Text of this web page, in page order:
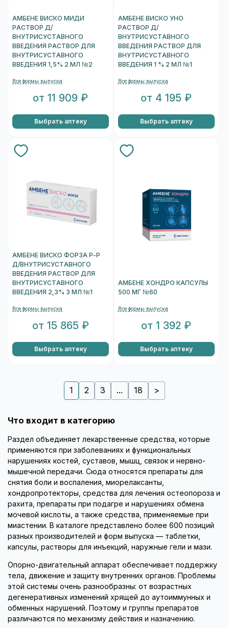
АМБЕНЕ ВИСКО МИДИ
РАСТВОР Д/
ВНУТРИСУСТАВНОГО
ВВЕДЕНИЯ РАСТВОР ДЛЯ
ВНУТРИСУСТАВНОГО
ВВЕДЕНИЯ 1,5% 2 МЛ №2
Все формы выпуска
от 11 909 ₽
Выбрать аптеку
АМБЕНЕ ВИСКО УНО
РАСТВОР Д/
ВНУТРИСУСТАВНОГО
ВВЕДЕНИЯ РАСТВОР ДЛЯ
ВНУТРИСУСТАВНОГО
ВВЕДЕНИЯ 1 % 2 МЛ №1
Все формы выпуска
от 4 195 ₽
Выбрать аптеку
АМБЕНЕ ВИСКО ФОРЗА Р-Р
Д/ВНУТРИСУСТАВНОГО
ВВЕДЕНИЯ РАСТВОР ДЛЯ
ВНУТРИСУСТАВНОГО
ВВЕДЕНИЯ 2,3% 3 МЛ №1
Все формы выпуска
от 15 865 ₽
Выбрать аптеку
АМБЕНЕ ХОНДРО КАПСУЛЫ
500 МГ №60
Все формы выпуска
от 1 392 ₽
Выбрать аптеку
1 2 3 ... 18 >
Что входит в категорию
Раздел объединяет лекарственные средства, которые
применяются при заболеваниях и функциональных
нарушениях костей, суставов, мышц, связок и нервно-
мышечной передачи. Сюда относятся препараты для
снятия боли и воспаления, миорелаксанты,
хондропротекторы, средства для лечения остеопороза и
рахита, препараты при подагре и нарушениях обмена
мочевой кислоты, а также средства, применяемые при
миастении. В каталоге представлено более 600 позиций
разных производителей и форм выпуска — таблетки,
капсулы, растворы для инъекций, наружные гели и мази.
Опорно-двигательный аппарат обеспечивает поддержку
тела, движение и защиту внутренних органов. Проблемы
этой системы очень разнообразны: от возрастных
дегенеративных изменений хрящей до аутоиммунных и
обменных нарушений. Поэтому и группы препаратов
различаются по механизму действия и назначению.